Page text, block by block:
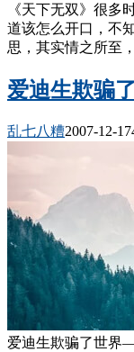
《天下无双》很
道该怎么开口，不
思，其实情之所至
爱迪生欺骗
乱七八糟2007-12-17
爱迪生欺骗了世界